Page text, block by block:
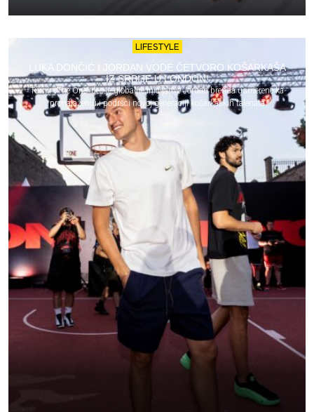
LIFESTYLE
LUKA DONČIĆ I JORDAN VODE ČETVORO KOŠARKAŠA
IZ SRBIJE U LONDON!
Turnir „The One“ deo je globalne inicijative Jordan brenda usmerene ka
pronalaženju i podršci novoj generaciji košarkaških talenata